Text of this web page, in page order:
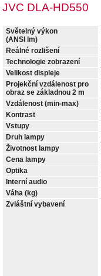
JVC DLA-HD550
Světelný výkon
(ANSI lm)
Reálné rozlišení
Technologie zobrazení
Velikost displeje
Projekční vzdálenost pro
obraz se základnou 2 m
Vzdálenost (min-max)
Kontrast
Vstupy
Druh lampy
Životnost lampy
Cena lampy
Optika
Interní audio
Váha (kg)
Zvláštní vybavení